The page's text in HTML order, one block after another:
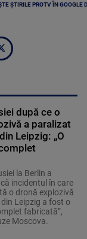
ȘTIRILE PROTV ÎN GOOGLE
după ce o
a paralizat
Leipzig: „O
la Berlin a
incidentul în care
o dronă explozivă
Leipzig a fost o
fabricată”,
Moscova.